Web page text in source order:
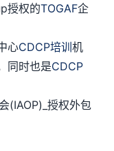
授权的TOGAF企
心CDCP培训机
同时也是CDCP
授权外包